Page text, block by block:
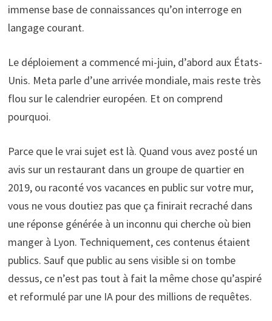
immense base de connaissances qu’on interroge en
langage courant.
Le déploiement a commencé mi-juin, d’abord aux États-
Unis. Meta parle d’une arrivée mondiale, mais reste très
flou sur le calendrier européen. Et on comprend
pourquoi.
Parce que le vrai sujet est là. Quand vous avez posté un
avis sur un restaurant dans un groupe de quartier en
2019, ou raconté vos vacances en public sur votre mur,
vous ne vous doutiez pas que ça finirait recraché dans
une réponse générée à un inconnu qui cherche où bien
manger à Lyon. Techniquement, ces contenus étaient
publics. Sauf que public au sens visible si on tombe
dessus, ce n’est pas tout à fait la même chose qu’aspiré
et reformulé par une IA pour des millions de requêtes.